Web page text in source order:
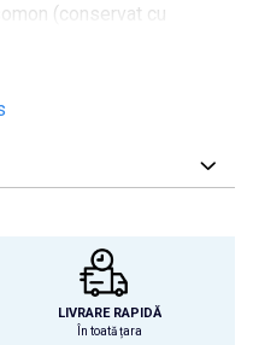
(conservat cu
sare grunjoasă*,
de drojdie (MOS),
mg/kg), glucozamină
kg), ceai verde* (80
floare de mușețel*
LIVRARE RAPIDĂ
În toată țara